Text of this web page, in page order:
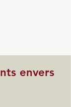
envers